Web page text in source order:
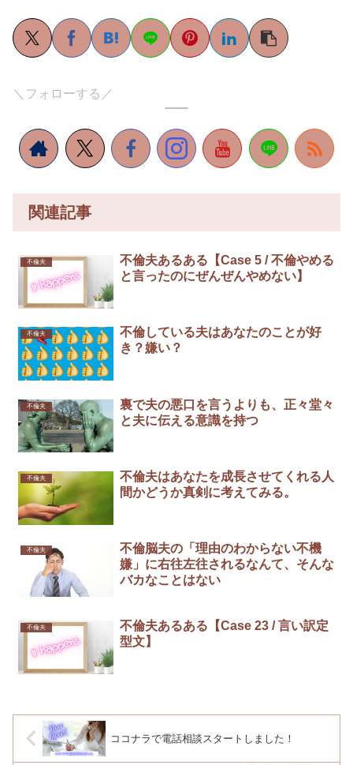
＼フォローする／
関連記事
不倫夫
不倫夫あるある【Case 5 / 不倫やめる
と言ったのにぜんぜんやめない】￼
不倫夫
不倫している夫はあなたのことが好
き？嫌い？
不倫夫
裏で夫の悪口を言うよりも、正々堂々
と夫に伝える意識を持つ
不倫夫
不倫夫はあなたを成長させてくれる人
間かどうか真剣に考えてみる。
不倫夫
不倫脳夫の「理由のわからない不機
嫌」に右往左往されるなんて、そんな
バカなことはない
不倫夫
不倫夫あるある【Case 23 / 言い訳定
型文】
ココナラで電話相談スタートしました！